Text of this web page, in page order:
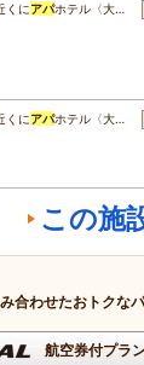
くにアパホテル〈大…
くにアパホテル〈大…
この施
合わせたおトクな
航空券付プラ